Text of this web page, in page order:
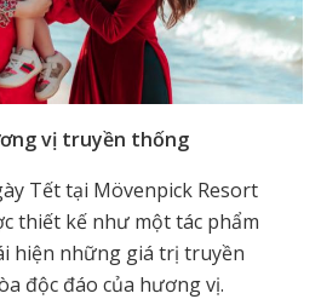
vị truyền thống
Tết tại Mövenpick Resort
thiết kế như một tác phẩm
hiện những giá trị truyền
độc đáo của hương vị.